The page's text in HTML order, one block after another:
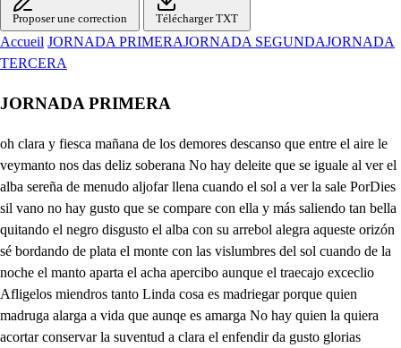
Proposer une correction Télécharger TXT
Accueil JORNADA PRIMERAJORNADA SEGUNDAJORNADA
TERCERA
JORNADA PRIMERA
oh clara y fiesca mañana de los demores descanso que entre el aire le veymanto nos das deliz soberana No hay deleite que se iguale al ver el alba sereña de menudo aljofar llena cuando el sol a ver la sale PorDies sil vano no hay gusto que se compare con ella y más saliendo tan bella quitando el negro disgusto el alba con su arrebol alegra aqueste orizón sé bordando de plata el monte con las vislumbres del sol cuando de la noche el manto aparta el acha apercibo aunque el traecajo exceclio Afligelos miendros tanto Linda cosa es madriegar porque quien madruga alarga a vida que aunqe es amarga No hay quien la quiera acortar conservar la suventud a clara el enfendir da gusto glorias contento y prospera la salud Quién Madruga Dios le ayuda artos ejemplos tenemes por eso es bien madruguemos y que al traciaso se asuda creado cortastes ayer doristo del encenar yquemos de cortarde de allí fuerza y menester Todo lo alcanza el trabajo que hay que al morcar pary vino y un poquillo de Jocino con algún grano de ajo Yo rencencio el apebiro si hay tocino echad acá provemerlo y se hará de poquito algún envite Aguardad dejad venir afran pesesa tal este insensato animal nunca acaba de dormir llamalde doristo a despertarle entras no le Mas simple hombre voto a mí en cuanto a que vivo estoy es como unas nopardios pues que si a dormirse hecha darle voces no aprovecha Ya vendrán presto los dos su padre habrá menester dejarle con que pasar que el no lo sabrá ganar y estáráse sin comer Eso a nuestro amo le importa Pues tiene un hijo tan rudo eiiato Naturaleza no dudo que anduevo con él muy corta a un cortar seña no sabe nipara hacerlo se amana, ni cualquier cosa de mana en su corto ingenio cabe y así, ya no hay quien se extraña de sus nocencia sineera a no ser muerta dijera a su madre que le empañe sacado visto afran como él viene embelezado belesado sin abrir los ojos Andafían acabemos Ea que ya le tenemos aca mas no ha desportado Fra haoola amigo Despertad pordemás es no mueve manos mpdes ola fran a quien dego despiertasamente caso sin duda que harde la fiagua echalde un poco de agua desaficente Qué insesato a que el agua pese a mí con ella estará despierto la ciena d queen estar ea pues dejemos ya de dormit ¡Ay madre mía! que me aogo es ya dedda Bueno dormidose está ses do Luego estabadurmiento pues que estabadesvelando que digo estaba soñando de see eno un lindo cuento Que nunca tú has de dejar los sueños Dínos leya. Dejadme volver allá acabarbe desoñar el dormir es su consuelo venaza y así yo viva que soñavas que me ba por medio de un monte al chelo que en el mil piedras había que alumbraban como estrellas y que yo era una dellas Ya los cielos me subla No es buen cuento a lo dicerlo Hola, si así ha de pasar quiero hastarme desonar un sueño tan peregrían cuando en su rey no te veas Asuérdate allá de mí. Dilo como el otro así suesalgo en el coge empleas basta que quiere fran Irse a los cielos sonando icuál es que caminando vaya a cortar un centiso que hay mucho que tracajar mos remra Toma santo señador, no es mejor y rasonar y después trabasaremez haga ahora lo que importe ye esas encinas corte que los dos empezaremos por este lado silvano vaya por esotro Vanse los tres voso. Ahora sólito estoy. y con el acha en la mano Alto damos acortar temo que no te he de saber que tan jumento he de ser de pere que a nada me he de amanar mucho el acha me inquieta quiero dejarla mas to que, sinotravajo yo en verdad que habradieta y así a cortarme remito hermanos olmos paciencia, perdónen mi diligencia que yo les daré nasilo Pero ¿quién podrá mi Dios cortar lo que vos criastes aquesto vos lo aumentastes Señor, cortados los dos soy un leño soy un mármol Y así no hay que os espantar Pero cómo he de cortar mi Dios este hero árbol hermanos árboles yo esta hermana hacha arrojo porque si los corto en ejo aesque los crío no venga soberbia porque pan allo sucel mire que le cortaré si se desvanece en vano estotro he do arboliso No se eneje por no ser tan allo que ha de freler no siempre ha de ser chiquiso en Dios pongasa esperanza que el es divino hacedor porque el humilde es mayor en la celestial balanca en verdad que he de dejalles que su gusto es bien me cuadre mas no que dejó mi padre que no vuelva sin cortalles tenga paciencia un poquito porque hacerlo estoy dispuesto Margan ellos repuesto que yo les daré pasito empiezo dueles cafe porque nos diste muy recho es verdad que soy un necio pero yo me enmendaré a este árbolisocayo a fe que esárbolde bien y que lo ha hecho muy bien aunque tan mal lo hice yo sólo el traecajar importa si en casa comer queremos Démonos por iesa cortemos entra un caminante que la cha muy bien lo corta Perdí esta noche el camino entrando en este enconar y aunque cansado ymohino n encuentro con el lugar ni con el camino a ti no mas allí veo un pastor ola buen hombre a quien digo llegarme será mejor Ola hao que digo, amigo si es sordo aquel leñador a buen hombre Si hablo acato el árbol No me divisa hasta en la voc es escaso no se quisen tan aprisa que yo les daré más pajo llg sois sordo hor ssos No sois ordo qué pedís el camino de Sevilla es maravilla. pero porque lo decís camis está el camino real poraque Ya le veréis. anto s si entrais en él pesea tal porque no me respondéis más bien pues respondo mil fuanto Éste es inocente en todo camas a entenderle me hacomodo esta cerca algún lugar No sé más yo he de llegar fartos presto allá Gracioso modo Vase por aquesta senda dese dedo No sé por hay vine yo No hay quien este hombre entienda camad sabéis el nombre yo so fiano Estremada es la contienda No sabéis cómo se llama Villa palacios. franos ecerca No sé más allá habra cama Vase por traste esta alberca Afecques hombre de fama Id por esta senda estrecha hablar con él no aprovecha camad a cual mano tomaré Derecha hoy quierda nose saros cuál es la mano derecha que stra ordinaria inociencia Qué grave aspecto que honradon venetable presencia en la frente traes pintada un donde divena liencia Muéstrame amigo la mano porque el cielo soberano Mucho te debe querer suelte quiere la morder Vayase con Dios hero muestra que morder no quiero por la palma la has de dar en tus rayas considero que del cielo has de alcanzar el camino verdadero de verte amigo m espanto vendrás a ser un gran santo como a voces te confieso y yo la mano te veso en señal de esto entre tanto ¡Ay hay, que me la hamordido ADiós simplicidad santa en mal hora acá ha venido que con arrogancia lanta media mano me ha comida Ya no podré ira vasar No sé cómo he de cortar la leña que es menester mas no debió de morder si solamete betar ¡ay mi mano volver quiero atrabajar que es razón llevar buena leña espero pues decada golpe el sor arroja al suelo un madero sle una guarda de con un clancón cantro cuarto Hay tan gran bella quería esto es robar por su modo pues no hay en el monte todo árbol seguro este día esta gente pertina, Nostala toda la lega y a cortar la lena a llega del distrilo de alcaraz prender este hombre es escarmen para otros que huyendo como unos potros Vanpor el monte otros tres Hola qué digo aladror? viene amorderme la mano ¿Cómo cortáis leña hern mnuestra juridición No sabéis queto es robar públicamente la hacienda N habéis de tener enmienda con hartarme de avisar cierto, amigo que llevamos frano de esta leña para casa ya de desverguenza pasa puars y es afrenta que os saframos Teñeor al Rey que habéis de ir esta vez preso, por Dios, Apartad el lanzón vos Pues queréisos resistir puarde Guarda no llegue dsaos que si la honda revuelvo en verdad que me resuelvo a que con algo le pegue a la justo traidir duarto a matarte me dispongo Si en ella una piedra pongo Yo haré apártaros mejor Pues no queréis de tener Ya la pongo ¡Ay que me ha muerto. cuarto han visto que bien acierto cranes Pues asi os dejáis caer a fe que sois delicado sangre os sale jan de presto de una pedrada que es esto Ea noseháis porfiado de verás lo hace el aguelo Bien en el of medra que apenas llegó la piedra cuando se tendiden asuelo a ¿qu es estodi. ques lo que has hecho ani mal viose desventura icual con una piedra le di sarod Yadado se habrá dormido Muerto le as fran dedess frano. si la piedra le mas, en nada culpado h sido A buen hombre no responde Ya le llame yo por voy fans si quería rresponder pero no tendrá por donde llevémosle de aquí, pues pores de antes que venga más gente pues el heratan valiente franos No se fuera por sus pies Tende hay que ya llego tu muerte Rulga me ciro Yo no le mate doristo, la her piedra le dio Tema lacholla blanda y así le hice unaguloro, en del fuerpo majadeno pers y si que me presto anda Andanino anda que Dios te lo manda Vue quen cando n cual alate maral ponte pellabradores salo ae será mejor la cosecha llag y pagaremos mejor Que se dar quito el? necesidad tan estricha con la cortedad del año y ser los inos enjusos ya el abundancia de frutos nos hará libres ogano ParDios, alcalde que creo palso que, aunque le pen en las barbas alcarar que nuestras garbas hand estar como deseo que santo nos molestaron con las deudas el lugar que no entendieron cobrar el trigo que nos prestaron adros gracias que nos da si igo tan Buen año que a mi cuenta podremos sacarde afrenta y a un trigo nos sobrara cuanto os prestarona vos dealcal Veinte anegas me cupieron de veréis cuarentas dos pero guardarlas podréis y sembrar Dstios cortojos que en fin tenéis muchos lligos y menesterlas habréis después de las sembra haca nos podréis venir pagando porque en efecto ensembrando será mejor la cosecha y más ogaño que está la tierra muy bien llovida tal la dejo la havenida salendoristo a Todo menestor será anda pesea tal rapaz Sabed qu e stá buena pieza le ha quebrado las duecos al una guarda de alcatraz y queda en el monte muerto ea parrarlo que importa Haced que es la ocasión corta Ya prenderle vienen cierto este fran que intenta quiere dar fin a mis años que me busca tantor daños y me pone tanta afrenta tan grande fue suflaqueza, que se queja de un iasguno una piedra somo umpaño que le encale e